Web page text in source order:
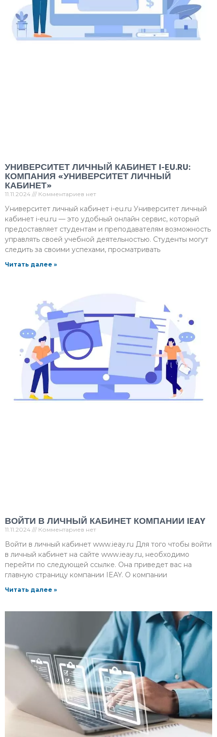
УНИВЕРСИТЕТ ЛИЧНЫЙ КАБИНЕТ I-EU.RU:
КОМПАНИЯ «УНИВЕРСИТЕТ ЛИЧНЫЙ
КАБИНЕТ»
11.11.2024 Комментариев нет
Университет личный кабинет i-eu.ru Университет личный
кабинет i-eu.ru — это удобный онлайн сервис, который
предоставляет студентам и преподавателям возможность
управлять своей учебной деятельностью. Студенты могут
следить за своими успехами, просматривать
Читать далее »
ВОЙТИ В ЛИЧНЫЙ КАБИНЕТ КОМПАНИИ IEAY
11.11.2024 Комментариев нет
Войти в личный кабинет www.ieay.ru Для того чтобы войти
в личный кабинет на сайте www.ieay.ru, необходимо
перейти по следующей ссылке. Она приведет вас на
главную страницу компании IEAY. О компании
Читать далее »